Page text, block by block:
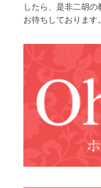
したら、是非二胡の
お待ちしております。